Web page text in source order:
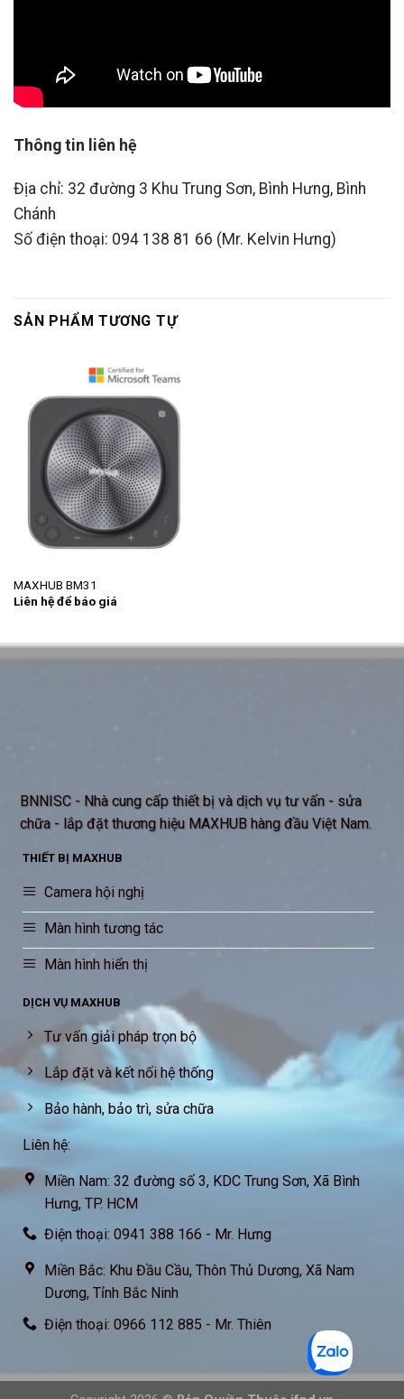
Thông tin liên hệ
Địa chỉ: 32 đường 3 Khu Trung Sơn, Bình Hưng, Bình
Chánh
Số điện thoại: 094 138 81 66 (Mr. Kelvin Hưng)
SẢN PHẨM TƯƠNG TỰ
MAXHUB BM31
Liên hệ để báo giá
BNNISC - Nhà cung cấp thiết bị và dịch vụ tư vấn - sửa
chữa - lắp đặt thương hiệu MAXHUB hàng đầu Việt Nam.
THIẾT BỊ MAXHUB
Camera hội nghị
Màn hình tương tác
Màn hình hiển thị
DỊCH VỤ MAXHUB
Tư vấn giải pháp trọn bộ
Lắp đặt và kết nối hệ thống
Bảo hành, bảo trì, sửa chữa
Liên hệ:
Miền Nam: 32 đường số 3, KDC Trung Sơn, Xã Bình
Hưng, TP. HCM
Điện thoại: 0941 388 166 - Mr. Hưng
Miền Bắc: Khu Đầu Cầu, Thôn Thủ Dương, Xã Nam
Dương, Tỉnh Bắc Ninh
Điện thoại: 0966 112 885 - Mr. Thiên